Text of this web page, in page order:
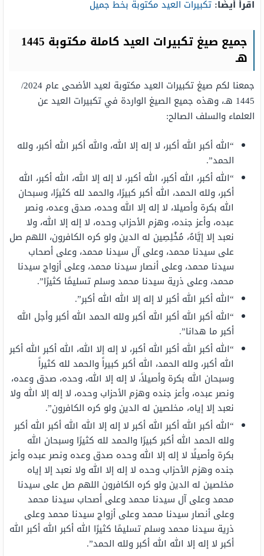
اقرأ أيضًا: تكبيرات العيد مكتوبة بخط جميل
جميع صيغ تكبيرات العيد كاملة مكتوبة 1445
هـ
جمعنا لكم صيغ تكبيرات العيد مكتوبة لعيد الأضحى عام 2024/
1445 هـ، وهذه جميع الصيغ الواردة في تكبيرات العيد عن
العلماء والسلف الصالح:
“الله أكبر الله أكبر، لا إله إلا الله، والله أكبر الله أكبر، ولله
الحمد”.
“الله أكبر، الله أكبر، الله أكبر، لا إله إلا الله، الله أكبر، الله
أكبر، ولله الحمد، الله أكبر كبيرًا، والحمد لله كثيرًا، وسبحان
الله بكرة وأصيلا، لا إله إلا الله وحده، صدق وعده، ونصر
عبده، وأعز جنده، وهزم الأحزاب وحده، لا إله إلا الله، ولا
نعبد إلا إيَّاهُ، مُخْلِصِين له الدين ولو كره الكافرون، اللهم صل
على سيدنا محمد، وعلى آل سيدنا محمد، وعلى أصحاب
سيدنا محمد، وعلى أنصار سيدنا محمد، وعلى أزواج سيدنا
محمد، وعلى ذرية سيدنا محمد وسلم تسليمًا كثيرًا”.
“الله أكبر الله أكبر لا إله إلا الله الله أكبر”.
“الله أكبر الله أكبر الله أكبر ولله الحمد الله أكبر وأجل الله
أكبر ما هدانا”.
“الله أكبر الله أكبر الله أكبر، لا إله إلا الله، الله أكبر الله أكبر
الله أكبر، ولله الحمد، الله أكبر كبيراً والحمد لله كثيراً
وسبحان الله بكرة وأصيلاً، لا إله إلا الله، وحده، صدق وعده،
ونصر عبده، وأعز جنده وهزم الأحزاب وحده، لا إله إلا الله ولا
نعبد إلا إياه، مخلصين له الدين ولو كره الكافرون”.
“الله أكبر الله أكبر الله أكبر لا إله إلا الله الله أكبر الله أكبر
ولله الحمد الله أكبر كبيرًا والحمد لله كثيرًا وسبحان الله
بكرة وأصيلًا لا إله إلا الله وحده صدق وعده ونصر عبده وأعز
جنده وهزم الأحزاب وحده لا إله إلا الله ولا نعبد إلا إياه
مخلصين له الدين ولو كره الكافرون اللهم صل على سيدنا
محمد وعلى آل سيدنا محمد وعلى أصحاب سيدنا محمد
وعلى أنصار سيدنا محمد وعلى أزواج سيدنا محمد وعلى
ذرية سيدنا محمد وسلم تسليمًا كثيرًا الله أكبر الله أكبر الله
أكبر لا إله إلا الله الله أكبر ولله الحمد”.